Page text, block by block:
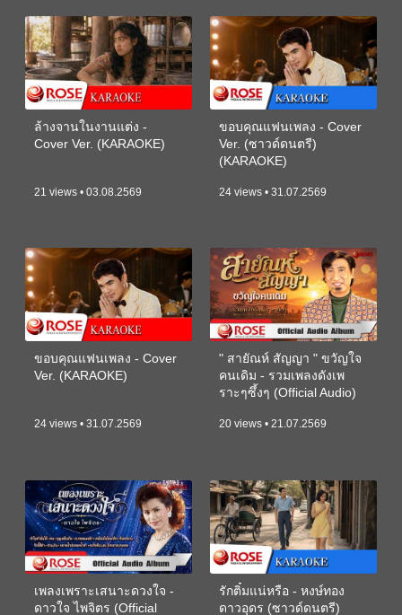
ล้างจานในงานแต่ง -
Cover Ver. (KARAOKE)
21 views • 03.08.2569
ขอบคุณแฟนเพลง - Cover
Ver. (ซาวด์ดนตรี)
(KARAOKE)
24 views • 31.07.2569
ขอบคุณแฟนเพลง - Cover
Ver. (KARAOKE)
24 views • 31.07.2569
" สายัณห์ สัญญา " ขวัญใจ
คนเดิม - รวมเพลงดังเพ
ราะๆซึ้งๆ (Official Audio)
20 views • 21.07.2569
เพลงเพราะเสนาะดวงใจ -
ดาวใจ ไพจิตร (Official
รักติ๋มแน่หรือ - หงษ์ทอง
ดาวอุดร (ซาวด์ดนตรี)